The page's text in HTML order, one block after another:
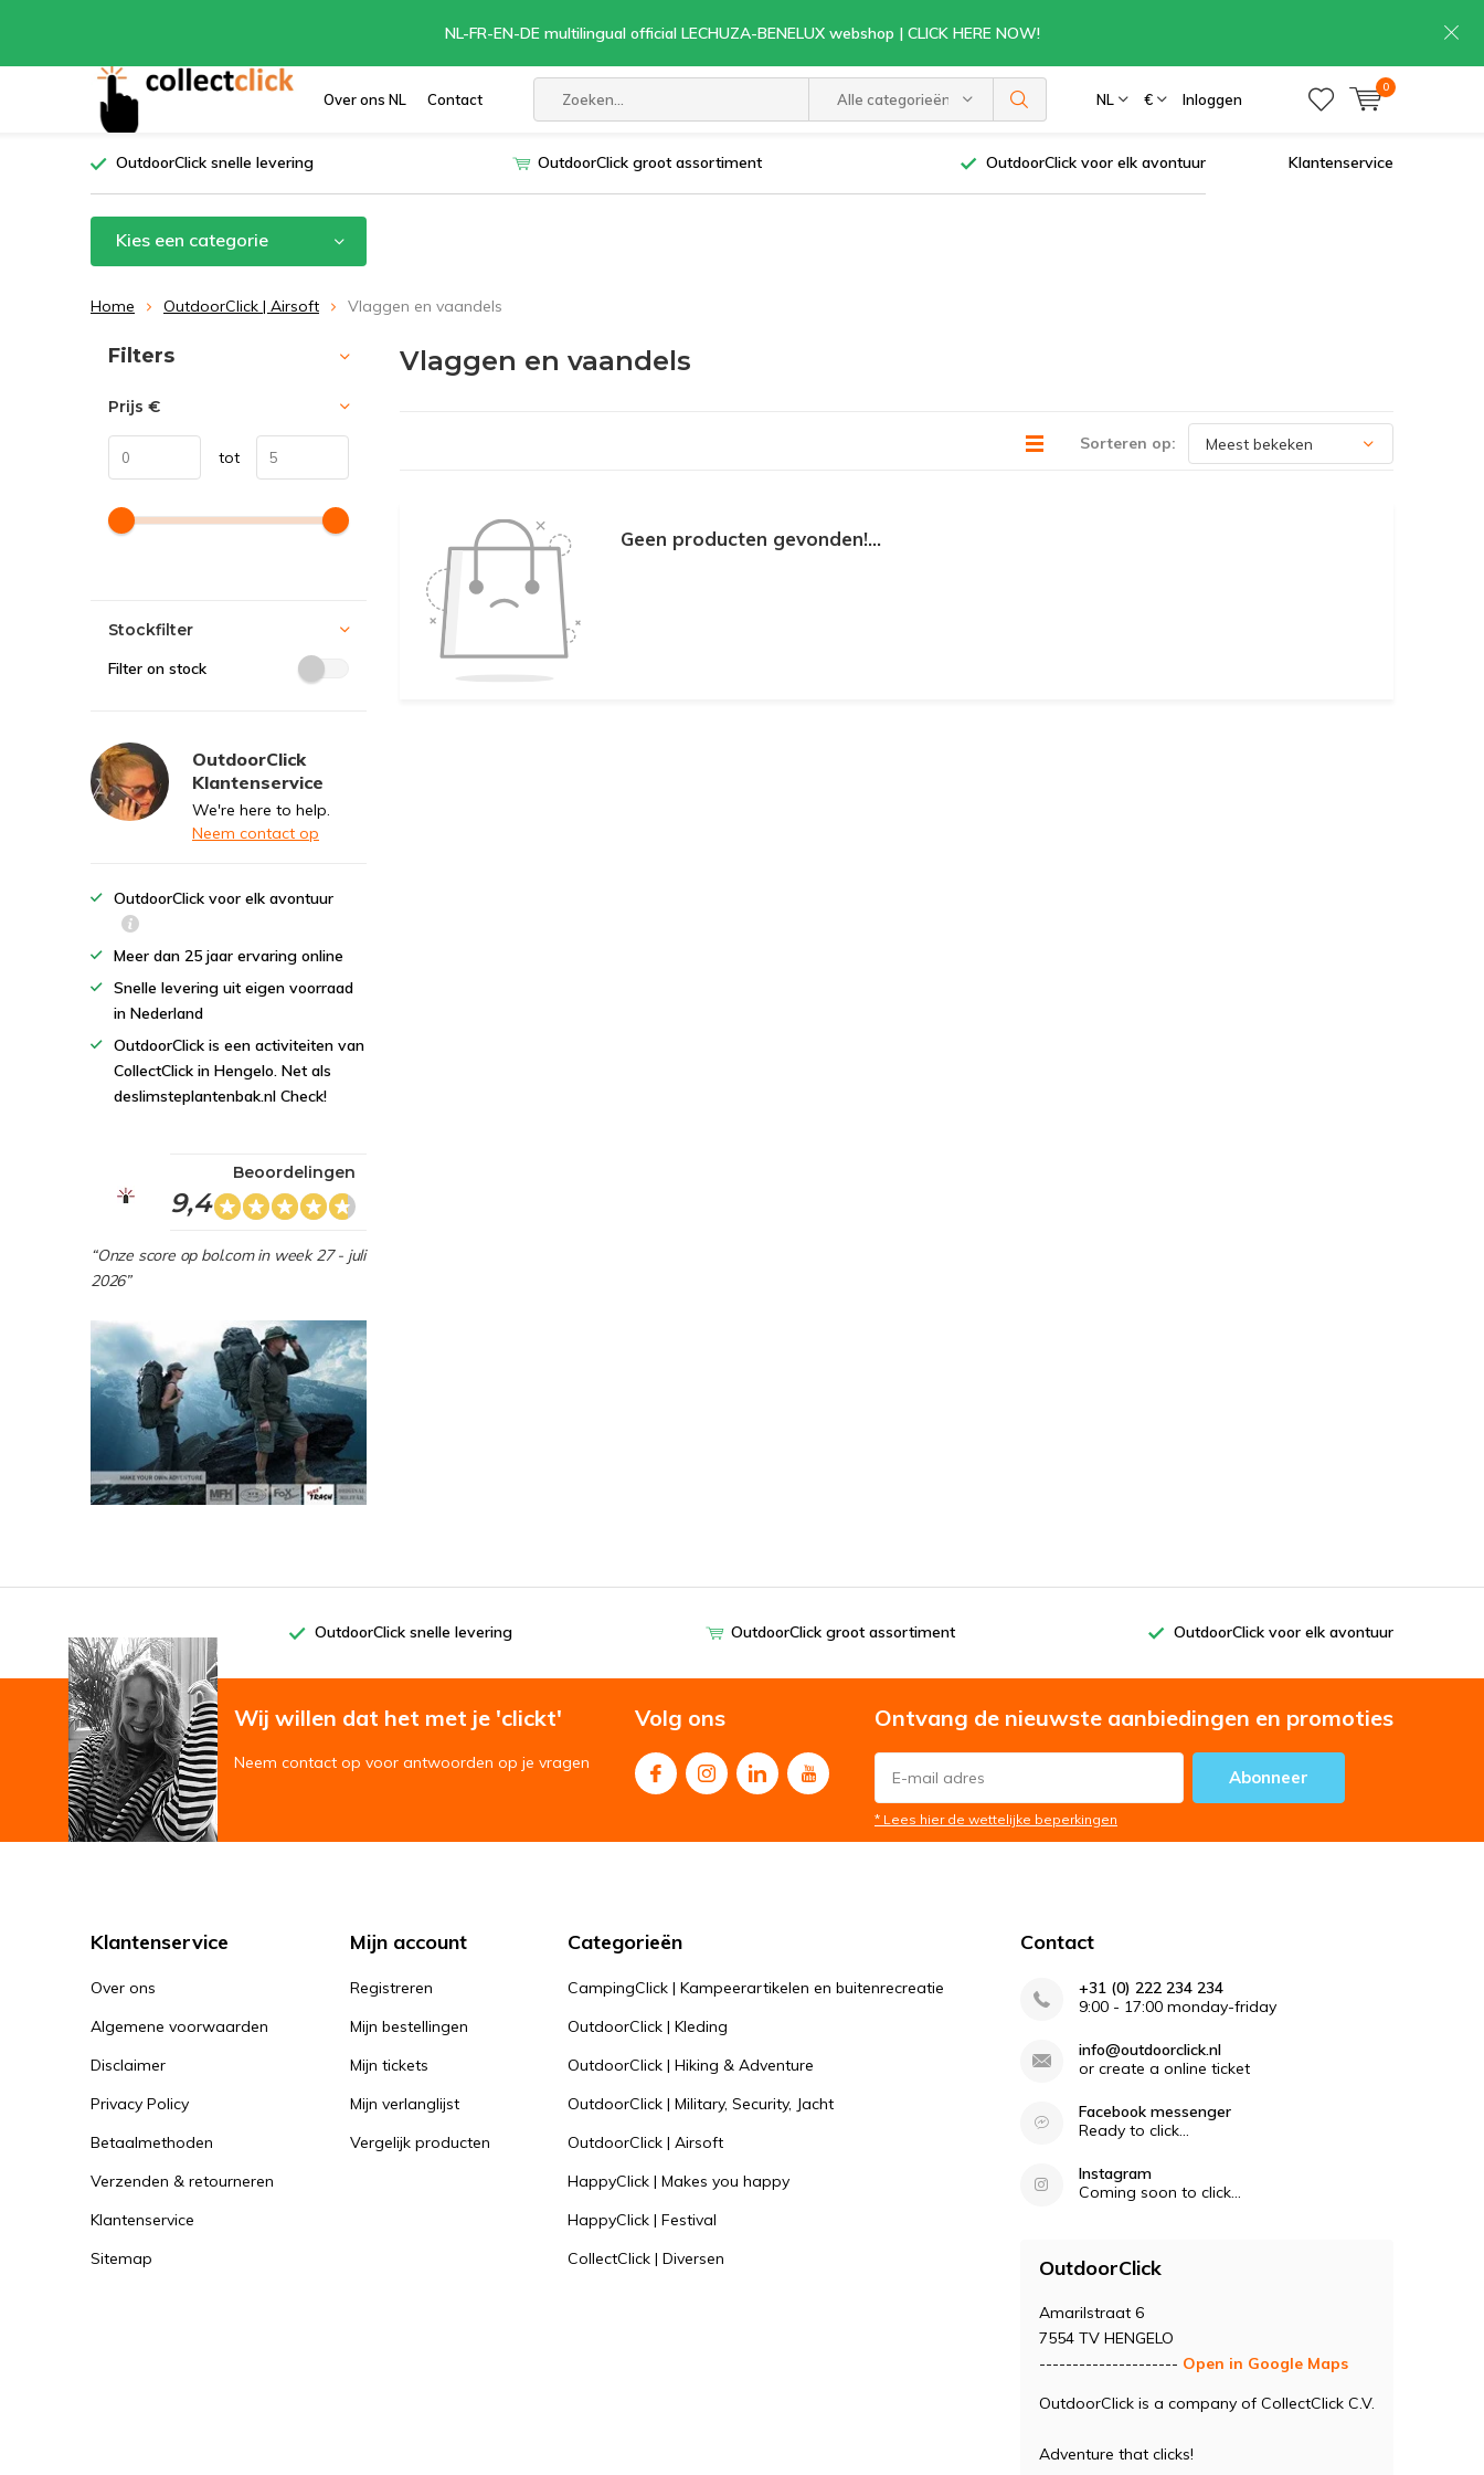
Over ons NL Contact Alle categorieën NL € Inloggen
0
NL-FR-EN-DE multilingual official LECHUZA-BENELUX webshop | CLICK HERE NOW!
OutdoorClick snelle levering OutdoorClick groot assortiment OutdoorClick voor elk avontuur Klantenservice
Kies een categorie
Home OutdoorClick | Airsoft Vlaggen en vaandels
Vlaggen en vaandels
Sorteren op:
Geen producten gevonden!...
Sorteren op:
Filters
Prijs €
tot
Stockfilter
Filter on stock
OutdoorClick
Klantenservice
We're here to help.
Neem contact op
OutdoorClick voor elk avontuur
Meer dan 25 jaar ervaring online
Snelle levering uit eigen voorraad
in Nederland
OutdoorClick is een activiteiten van
CollectClick in Hengelo. Net als
deslimsteplantenbak.nl Check!
9,4
Beoordelingen
“Onze score op bol.com in week 27 - juli
2026”
OutdoorClick snelle levering OutdoorClick groot assortiment OutdoorClick voor elk avontuur
Wij willen dat het met je 'clickt'
Neem contact op voor antwoorden op je vragen
Volg ons Ontvang de nieuwste aanbiedingen en promoties
Abonneer
* Lees hier de wettelijke beperkingen
Klantenservice
Over ons
Algemene voorwaarden
Disclaimer
Privacy Policy
Betaalmethoden
Verzenden & retourneren
Klantenservice
Sitemap
Mijn account
Registreren
Mijn bestellingen
Mijn tickets
Mijn verlanglijst
Vergelijk producten
Categorieën
CampingClick | Kampeerartikelen en buitenrecreatie
OutdoorClick | Kleding
OutdoorClick | Hiking & Adventure
OutdoorClick | Military, Security, Jacht
OutdoorClick | Airsoft
HappyClick | Makes you happy
HappyClick | Festival
CollectClick | Diversen
Contact
+31 (0) 222 234 234
9:00 - 17:00 monday-friday
info@outdoorclick.nl
or create a online ticket
Facebook messenger
Ready to click...
Instagram
Coming soon to click...
OutdoorClick
Amarilstraat 6
7554 TV HENGELO
--------------------- Open in Google Maps
OutdoorClick is a company of CollectClick C.V.
Adventure that clicks!